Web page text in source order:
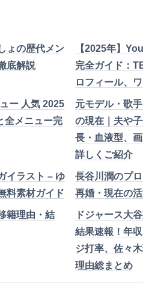
ょの歴代メン
底解説
【2025年】
完全ガイド：
ロフィール、
ー 人気 2025
全メニュー完
元モデル・歌
の現在｜夫や
長・血液型、
詳しくご紹介
イラスト – ゆ
料素材ガイド
長谷川潤のプ
再婚・現在の
籍理由・結
ドジャース大
結果速報！年
ジ打率、佐々
理由総まとめ